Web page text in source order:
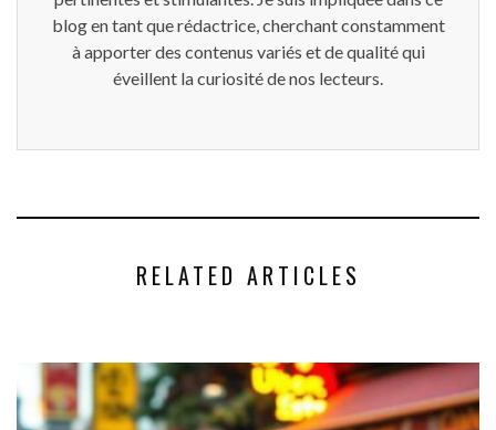
blog en tant que rédactrice, cherchant constamment
à apporter des contenus variés et de qualité qui
éveillent la curiosité de nos lecteurs.
RELATED ARTICLES